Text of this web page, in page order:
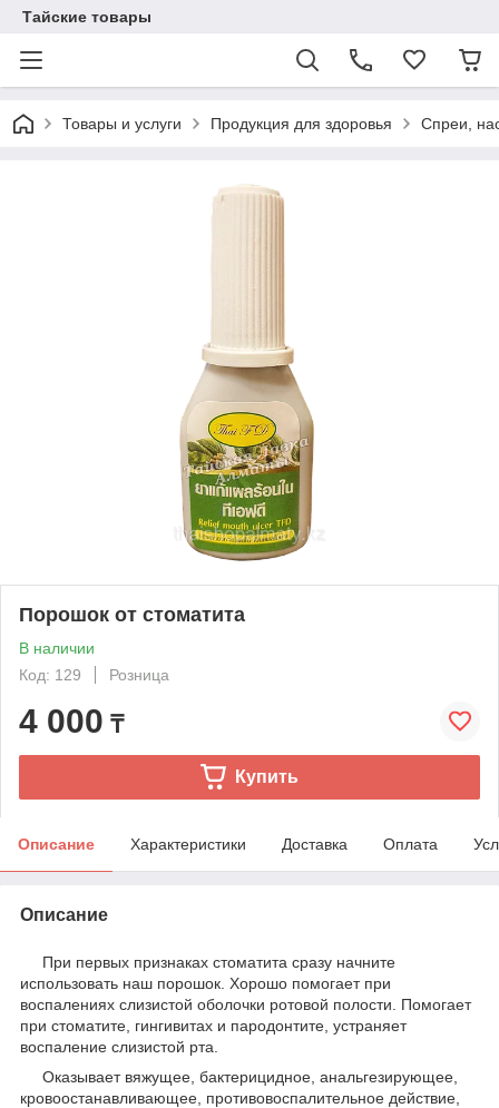
Тайские товары
Товары и услуги Продукция для здоровья Спреи,
Порошок от стоматита
В наличии
Код: 129
Розница
4 000 ₸
Купить
Описание Характеристики Доставка Оплата
Описание
При первых признаках стоматита сразу начните
использовать наш порошок. Хорошо помогает при
воспалениях слизистой оболочки ротовой полости. Помогает
при стоматите, гингивитах и пародонтите, устраняет
воспаление слизистой рта.
Оказывает вяжущее, бактерицидное, анальгезирующее,
кровоостанавливающее, противовоспалительное действие,